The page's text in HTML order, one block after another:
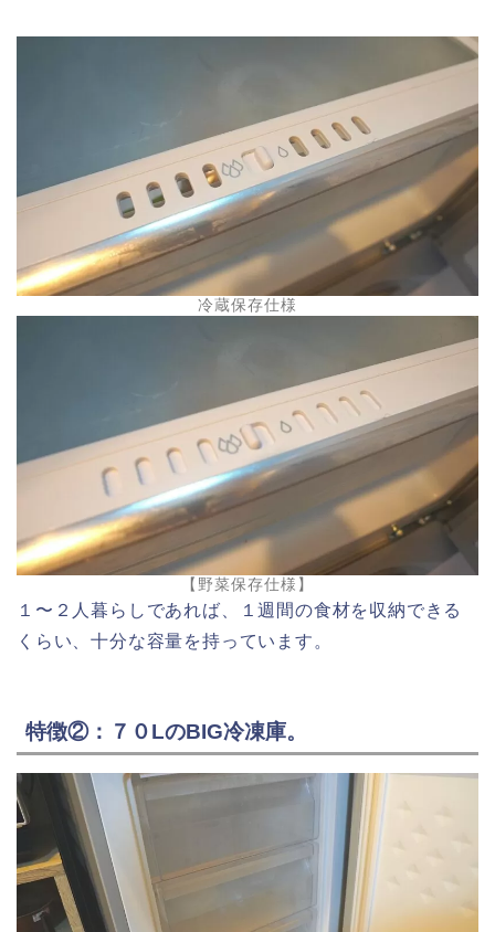
冷蔵保存仕様
【野菜保存仕様】
１〜２人暮らしであれば、１週間の食材を収納できる
くらい、十分な容量を持っています。
特徴②：７０LのBIG冷凍庫。